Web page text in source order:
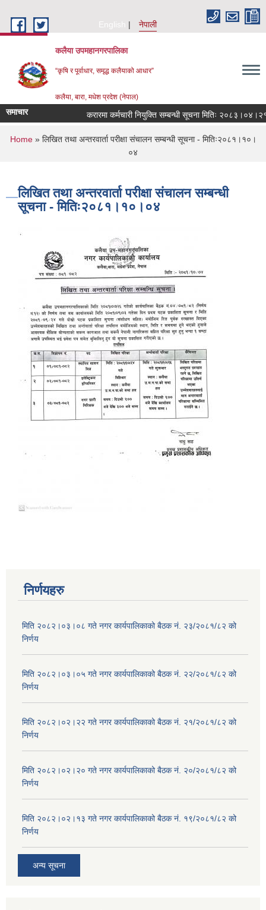
English
नेपाली
कलैया उपमहानगरपालिका
“कृषि र पूर्वाधार, समृद्ध कलैयाको आधार”
कलैया, बारा, मधेश प्रदेश (नेपाल)
समाचार करारमा कर्मचारी नियुक्ति सम्बन्धी सूचना मितिः २०८३।०४।२१
You are here
Home» लिखित तथा अन्तरवार्ता परीक्षा संचालन सम्बन्धी सूचना - मितिः२०८१।१०।
०४
लिखित तथा अन्तरवार्ता परीक्षा संचालन सम्बन्धी
सूचना - मितिः२०८१।१०।०४
निर्णयहरु
मिति २०८२।०३।०८ गते नगर कार्यपालिकाको बैठक नं. २३/२०८१/८२ को
निर्णय
मिति २०८२।०३।०५ गते नगर कार्यपालिकाको बैठक नं. २२/२०८१/८२ को
निर्णय
मिति २०८२।०२।२२ गते नगर कार्यपालिकाको बैठक नं. २१/२०८१/८२ को
निर्णय
मिति २०८२।०२।२० गते नगर कार्यपालिकाको बैठक नं. २०/२०८१/८२ को
निर्णय
मिति २०८२।०२।१३ गते नगर कार्यपालिकाको बैठक नं. १९/२०८१/८२ को
निर्णय
अन्य सूचना